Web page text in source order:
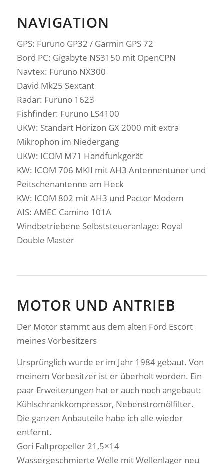
NAVIGATION
GPS: Furuno GP32 / Garmin GPS 72
Bord PC: Gigabyte NS3150 mit OpenCPN
Navtex: Furuno NX300
David Mk25 Sextant
Radar: Furuno 1623
Fishfinder: Furuno LS4100
UKW: Standart Horizon GX 2000 mit extra
Mikrophon im Niedergang
UKW: ICOM M71 Handfunkgerät
KW: ICOM 706 MKII mit AH3 Antennentuner und
Peitschenantenne am Heck
KW: ICOM 802 mit AH3 und Pactor Modem
AIS: AMEC Camino 101A
Windbetriebene Selbststeueranlage: Royal
Double Master
MOTOR UND ANTRIEB
Der Motor stammt aus dem alten Ford Escort
meines Vorbesitzers
Ursprünglich wurde er im Jahr 1984 gebaut. Von
meinem Vorbesitzer ist er überholt worden. Ein
paar Erweiterungen hat er auch noch angebaut:
Kühlschrankkompressor, Nebenstromölfilter.
Die ganzen Anbauteile habe ich alle wieder
entfernt.
Gori Faltpropeller 21,5×14
Wassergeschmierte Welle mit Wellenlager neu